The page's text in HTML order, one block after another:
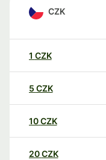
CZK
1 CZK
5 CZK
10CZK
20CZK